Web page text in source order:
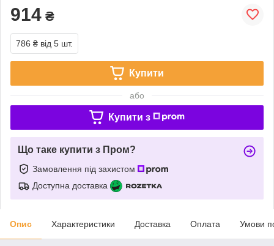
914 ₴
786 ₴ від 5 шт.
Купити
або
Купити з
Що таке купити з Пром?
Замовлення під захистом
Доступна доставка
Опис Характеристики Доставка Оплата Умови